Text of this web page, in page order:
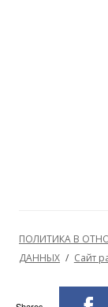
ПОЛИТИКА В
ДАННЫХ
Сайт